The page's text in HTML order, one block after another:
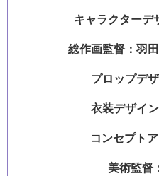
キャラクターデ
総作画監督：羽
プロップデ
衣装デザイ
コンセプト
美術監督